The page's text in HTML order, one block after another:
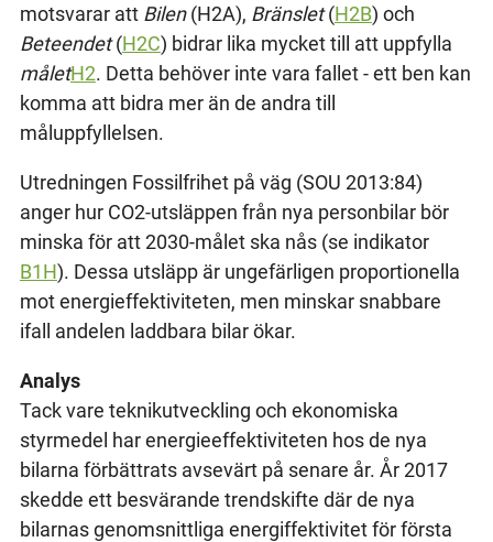
motsvarar att Bilen(H2A), Bränslet(H2B) och
Beteendet(H2C) bidrar lika mycket till att uppfylla
måletH2. Detta behöver inte vara fallet - ett ben kan
komma att bidra mer än de andra till
måluppfyllelsen.
Utredningen Fossilfrihet på väg (SOU 2013:84)
anger hur CO2-utsläppen från nya personbilar bör
minska för att 2030-målet ska nås (se indikator
B1H). Dessa utsläpp är ungefärligen proportionella
mot energieffektiviteten, men minskar snabbare
ifall andelen laddbara bilar ökar.
Analys
Tack vare teknikutveckling och ekonomiska
styrmedel har energieeffektiviteten hos de nya
bilarna förbättrats avsevärt på senare år. År 2017
skedde ett besvärande trendskifte där de nya
bilarnas genomsnittliga energiffektivitet för första